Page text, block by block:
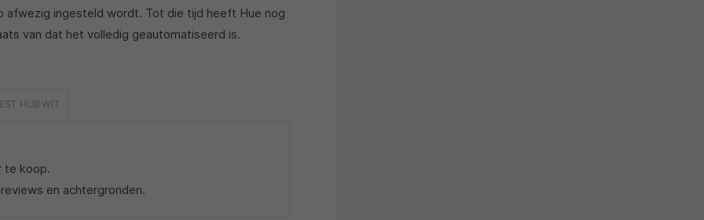
ingesteld wordt. Tot die tijd heeft Hue nog
van dat het volledig geautomatiseerd is.
HUB WIT
te koop.
en achtergronden.